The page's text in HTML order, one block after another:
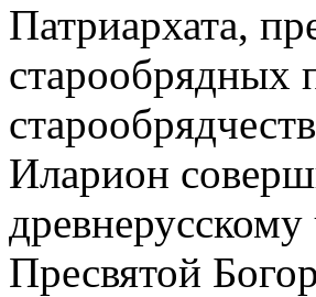
Патриархата,
старообрядных
Иларион
Пресвятой